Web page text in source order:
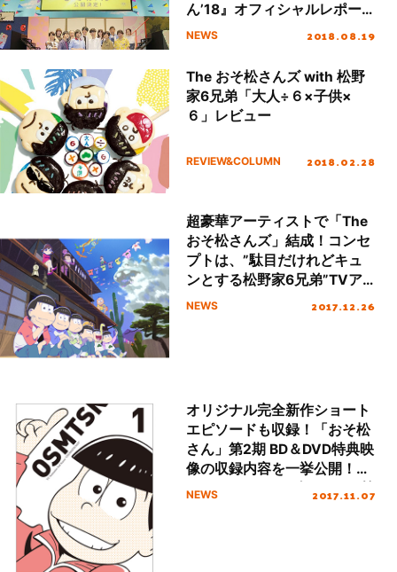
ん’18』オフィシャルレポー
ト
NEWS 2018.08.19
The おそ松さんズ with 松野
家6兄弟「大人÷６×子供×
６」レビュー
REVIEW&COLUMN 2018.02.28
超豪華アーティストで「The
おそ松さんズ」結成！コンセ
プトは、”駄目だけれどキュ
ンとする松野家6兄弟”TVア
ニメ『おそ松さん』第2クー
NEWS 2017.12.26
オリジナル完全新作ショート
エピソードも収録！「おそ松
さん」第2期 BD＆DVD特典映
像の収録内容を一挙公開！
TVアニメは2018年1月より第
NEWS 2017.11.07